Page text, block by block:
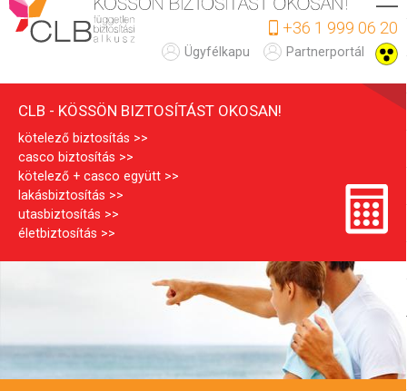
a
tartalomra
L
B
+36 1 999 06 20
Partnerportál
Ügyfélkapu
CLB - KÖSSÖN BIZTOSÍTÁST OKOSAN!
kötelező biztosítás
casco biztosítás
kötelező + casco együtt
lakásbiztosítás
utasbiztosítás
életbiztosítás